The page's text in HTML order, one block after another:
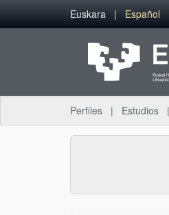
Saltar al contenido principal
Euskara Español
Perfiles Estudios